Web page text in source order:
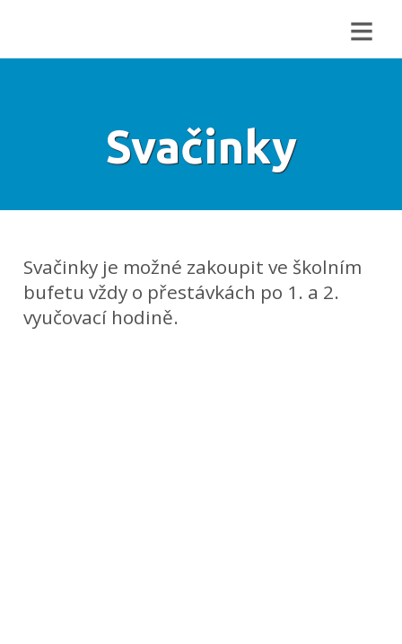
≡
Svačinky
Svačinky je možné zakoupit ve školním
bufetu vždy o přestávkách po 1. a 2.
vyučovací hodině.